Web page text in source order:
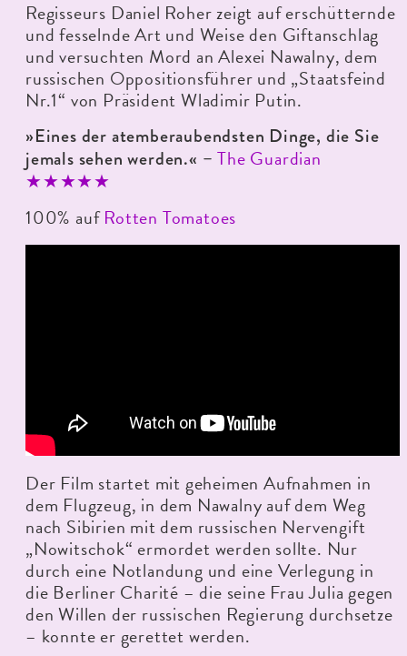
Regisseurs Daniel Roher zeigt auf erschütternde
und fesselnde Art und Weise den Giftanschlag
und versuchten Mord an Alexei Nawalny, dem
russischen Oppositionsführer und „Staatsfeind
Nr.1“ von Präsident Wladimir Putin.
»Eines der atemberaubendsten Dinge, die Sie
jemals sehen werden.« – The Guardian
★★★★★
100% aufRotten Tomatoes
Der Film startet mit geheimen Aufnahmen in
dem Flugzeug, in dem Nawalny auf dem Weg
nach Sibirien mit dem russischen Nervengift
„Nowitschok“ ermordet werden sollte. Nur
durch eine Notlandung und eine Verlegung in
die Berliner Charité – die seine Frau Julia gegen
den Willen der russischen Regierung durchsetze
– konnte er gerettet werden.